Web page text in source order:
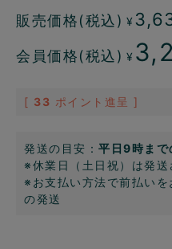
販売価格(税込) ¥
会員価格(税込) ¥
[ 33 ポイント進呈 ]
発送の目安： 平日9時まで
※休業日（土日祝）は発送
※お支払い方法で前払い
の発送